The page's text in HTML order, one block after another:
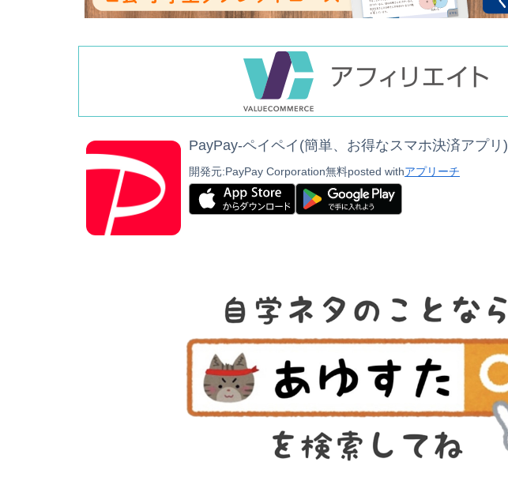
PayPay-ペイペイ(簡単、お得なスマホ決済アプリ)
開発元:PayPay Corporation無料posted withアプリーチ